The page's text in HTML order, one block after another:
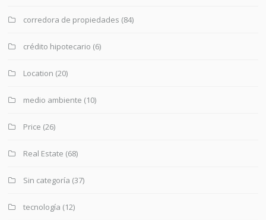
corredora de propiedades (84)
crédito hipotecario (6)
Location (20)
medio ambiente (10)
Price (26)
Real Estate (68)
Sin categoría (37)
tecnología (12)